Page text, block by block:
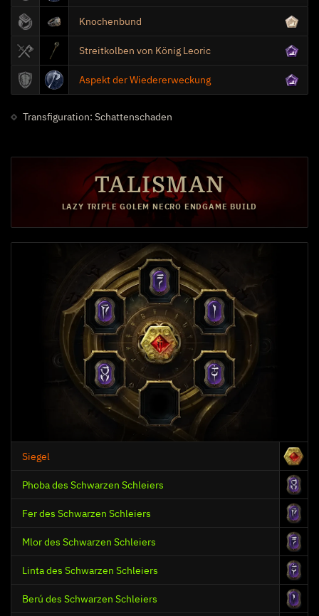
Verwundbar
Abklingzeitreduktion
Einbrechende Dunkelheit
Knochenbund
Streitkolben von König Leoric
Aspekt der Wiedererweckung
Transfiguration: Schattenschaden
TALISMAN
LAZY TRIPLE GOLEM NECRO ENDGAME BUILD
Siegel
Phoba des Schwarzen Schleiers
Fer des Schwarzen Schleiers
Mlor des Schwarzen Schleiers
Linta des Schwarzen Schleiers
Berú des Schwarzen Schleiers